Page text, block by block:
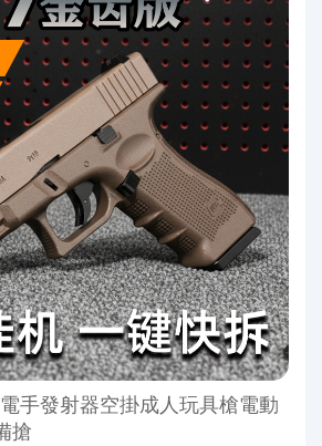
手發射器空掛成人玩具槍電動
搶